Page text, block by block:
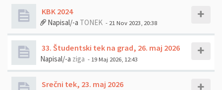
KBK 2024
Napisal/-a TONEK - 21 Nov 2023, 20:38
33. Študentski tek na grad, 26. maj 2026
Napisal/-a ziga - 19 Maj 2026, 12:43
Srečni tek, 23. maj 2026